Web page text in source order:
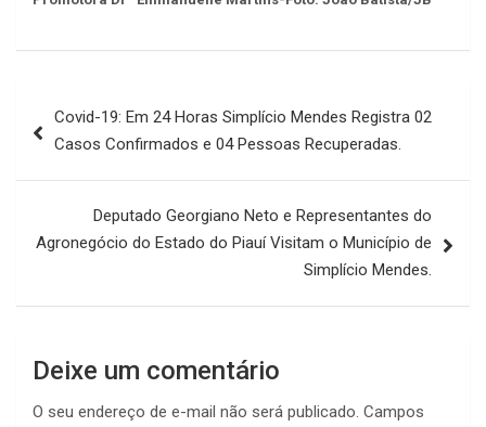
de
Covid-19: Em 24 Horas Simplício Mendes Registra 02
Casos Confirmados e 04 Pessoas Recuperadas.
Deputado Georgiano Neto e Representantes do
Agronegócio do Estado do Piauí Visitam o Município de
Simplício Mendes.
Deixe um comentário
O seu endereço de e-mail não será publicado. Campos